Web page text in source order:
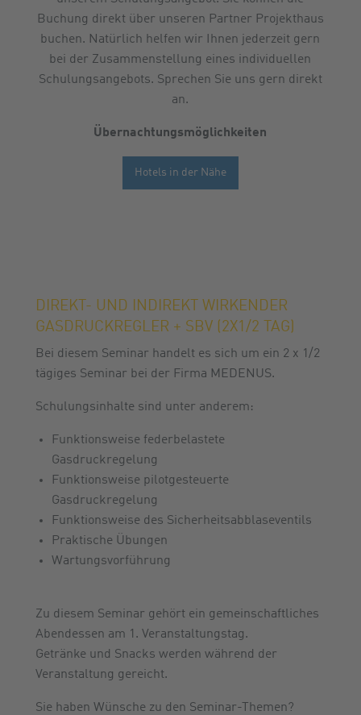
Buchung direkt über unseren Partner Projekthaus
buchen. Natürlich helfen wir Ihnen jederzeit gern
bei der Zusammenstellung eines individuellen
Schulungsangebots. Sprechen Sie uns gern direkt
an.
Übernachtungsmöglichkeiten
Hotels in der Nähe
DIREKT- UND INDIREKT WIRKENDER
GASDRUCKREGLER + SBV (2X1/2 TAG)
Bei diesem Seminar handelt es sich um ein 2 x 1/2
tägiges Seminar bei der Firma MEDENUS.
Schulungsinhalte sind unter anderem:
Funktionsweise federbelastete
Gasdruckregelung
Funktionsweise pilotgesteuerte
Gasdruckregelung
Funktionsweise des Sicherheitsabblaseventils
Praktische Übungen
Wartungsvorführung
Zu diesem Seminar gehört ein gemeinschaftliches
Abendessen am 1. Veranstaltungstag.
Getränke und Snacks werden während der
Veranstaltung gereicht.
Sie haben Wünsche zu den Seminar-Themen?